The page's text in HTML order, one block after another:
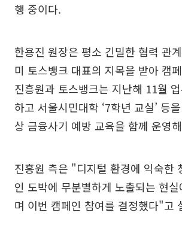
행 중이다.
한용진 원장은 평소 긴밀한 협력 관
미 토스뱅크 대표의 지목을 받아 캠
진흥원과 토스뱅크는 지난해 11월
하고 서울시민대학 ‘7학년 교실’ 등
상 금융사기 예방 교육을 함께 운영
진흥원 측은 "디지털 환경에 익숙한
인 도박에 무분별하게 노출되는 현
며 이번 캠페인 참여를 결정했다"고